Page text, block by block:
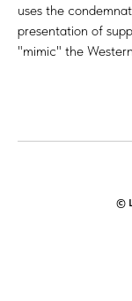
uses the
presentation of
"mimic" the
©